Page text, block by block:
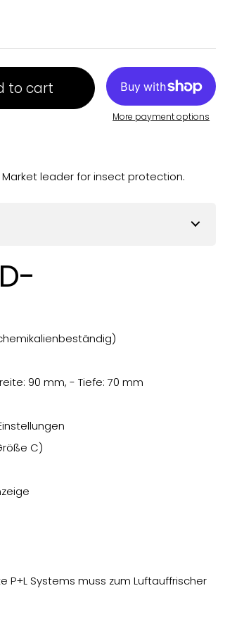
to cart
More payment options
Market leader for insect protection.
90 mm, - Tiefe: 70 mm
C)
Systems muss zum Luftauffrischer